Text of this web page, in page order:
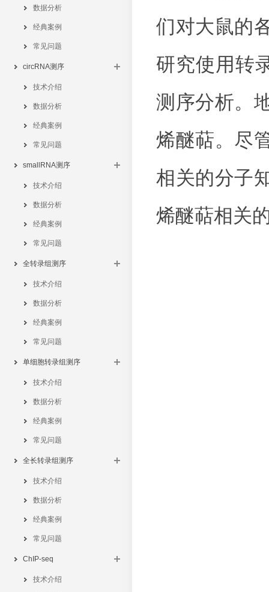
数据分析
经典案例
常见问题
circRNA测序
技术介绍
数据分析
经典案例
常见问题
smallRNA测序
技术介绍
数据分析
经典案例
常见问题
全转录组测序
技术介绍
数据分析
经典案例
常见问题
单细胞转录组测序
技术介绍
数据分析
经典案例
常见问题
全长转录组测序
技术介绍
数据分析
经典案例
常见问题
ChIP-seq
技术介绍
们对大鼠的
研究使用转
测序分析。
烯醚萜。尽
相关的分子
烯醚萜相关